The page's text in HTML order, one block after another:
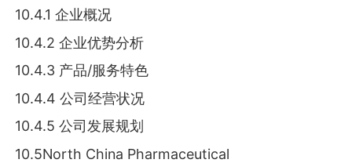
10.4.1 企业概况
10.4.2 企业优势分析
10.4.3 产品/服务特色
10.4.4 公司经营状况
10.4.5 公司发展规划
10.5North China Pharmaceutical